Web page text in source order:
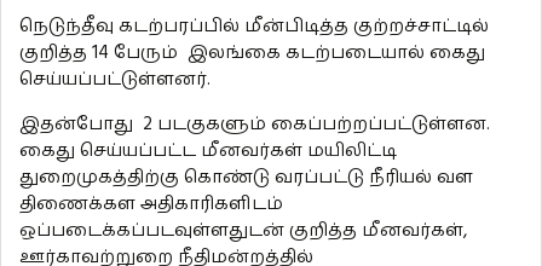
நெடுந்தீவு கடற்பரப்பில் மீன்பிடித்த குற்றச்சாட்டில்
குறித்த 14 பேரும் இலங்கை கடற்படையால் கைது
செய்யப்பட்டுள்ளனர்.
இதன்போது 2 படகுகளும் கைப்பற்றப்பட்டுள்ளன.
கைது செய்யப்பட்ட மீனவர்கள் மயிலிட்டி
துறைமுகத்திற்கு கொண்டு வரப்பட்டு நீரியல் வள
திணைக்கள அதிகாரிகளிடம்
ஒப்படைக்கப்படவுள்ளதுடன் குறித்த மீனவர்கள்,
ஊர்காவற்றுறை நீதிமன்றத்தில்